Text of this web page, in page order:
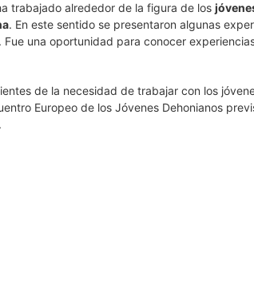
trabajado alrededor de la figura de los
. En este sentido se presentaron algunas
Fue una oportunidad para conocer
de la necesidad de trabajar con los
Europeo de los Jóvenes Dehonianos